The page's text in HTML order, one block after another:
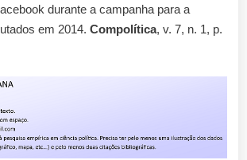
durante a campanha para a
em 2014. Compolítica, v. 7, n. 1, p.